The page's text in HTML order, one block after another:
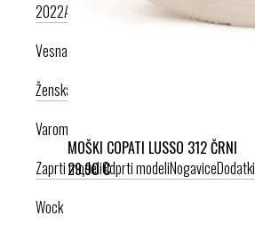
MOŠKI COPATI LUSSO 312 ČRNI
29,90 €
2022AIRLIGHT PODPLAT I. KRIŽNI PAŠČEK
Vesna anatomic
Ženska kolekcija
Varomed
Zaprti modeliOdprti modeliNogaviceDodatki
Wock